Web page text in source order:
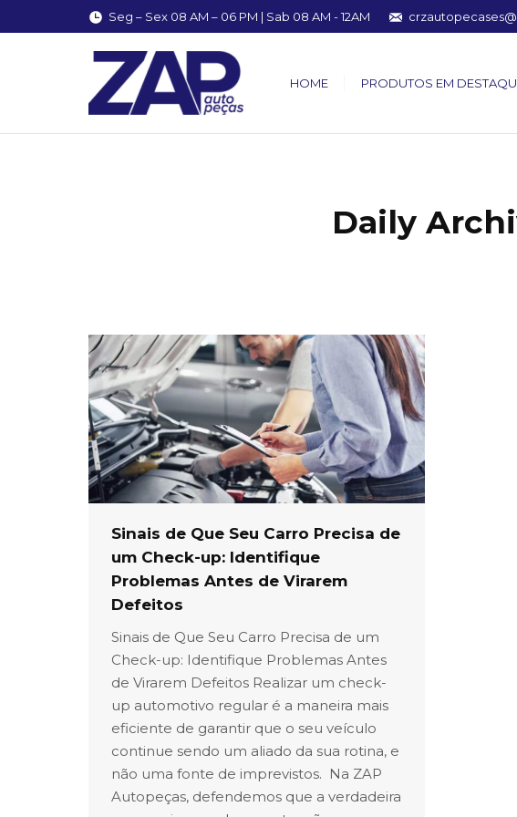
Seg – Sex 08 AM – 06 PM | Sab 08 AM - 12AM
HOME PRODUTOS EM
Daily
Sinais de Que Seu Carro Precisa de
um Check-up: Identifique
Problemas Antes de Virarem
Defeitos
Sinais de Que Seu Carro Precisa de um
Check-up: Identifique Problemas Antes
de Virarem Defeitos Realizar um check-
up automotivo regular é a maneira mais
eficiente de garantir que o seu veículo
continue sendo um aliado da sua rotina, e
não uma fonte de imprevistos. Na ZAP
Autopeças, defendemos que a verdadeira